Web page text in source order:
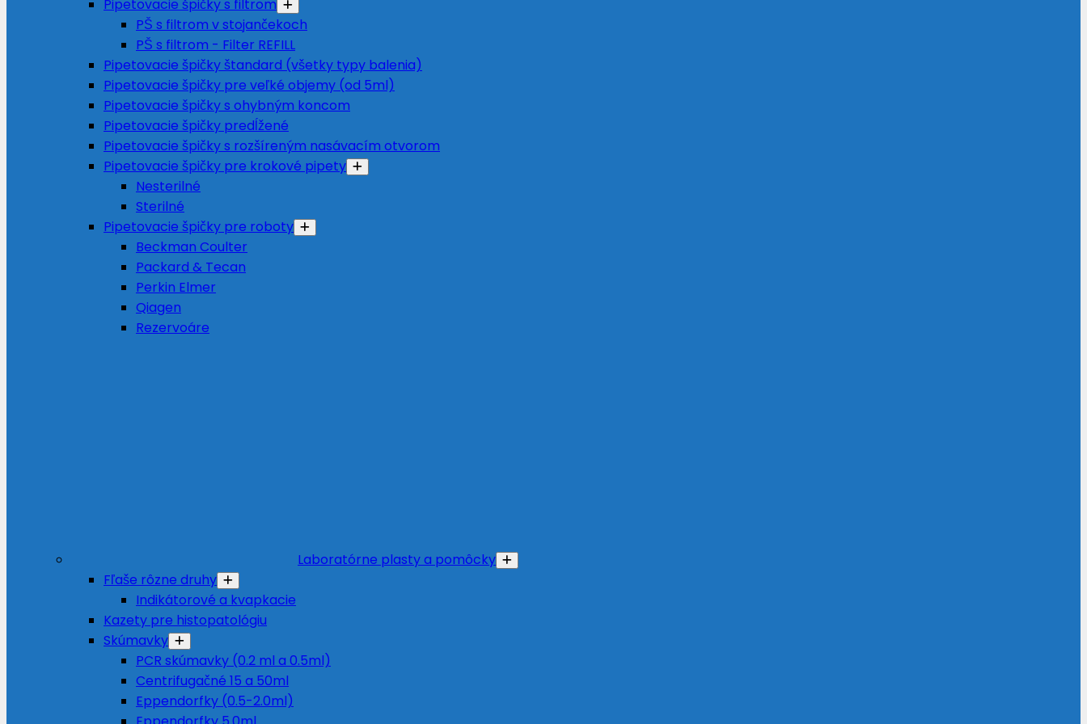
Pipetovacie špičky s filtrom
PŠ s filtrom v stojančekoch
PŠ s filtrom - Filter REFILL
Pipetovacie špičky štandard (všetky typy balenia)
Pipetovacie špičky pre veľké objemy (od 5ml)
Pipetovacie špičky s ohybným koncom
Pipetovacie špičky predĺžené
Pipetovacie špičky s rozšíreným nasávacím otvorom
Pipetovacie špičky pre krokové pipety
Nesterilné
Sterilné
Pipetovacie špičky pre roboty
Beckman Coulter
Packard & Tecan
Perkin Elmer
Qiagen
Rezervoáre
Laboratórne plasty a pomôcky
Fľaše rôzne druhy
Indikátorové a kvapkacie
Kazety pre histopatológiu
Skúmavky
PCR skúmavky (0.2 ml a 0.5ml)
Centrifugačné 15 a 50ml
Eppendorfky (0.5-2.0ml)